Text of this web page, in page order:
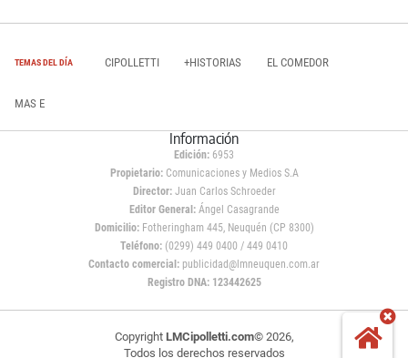
TEMAS DEL DÍA CIPOLLETTI +HISTORIAS EL COMEDOR
MAS E
Información
Edición: 6953
Propietario:Comunicaciones y Medios S.A
Director: Juan Carlos Schroeder
Editor General:Ángel Casagrande
Domicilio:Fotheringham 445, Neuquén (CP 8300)
Teléfono: (0299) 449 0400 / 449 0410
Contacto comercial: publicidad@lmneuquen.com.ar
Registro DNA: 123442625
Copyright LMCipolletti.com© 2026,
Todos los derechos reservados